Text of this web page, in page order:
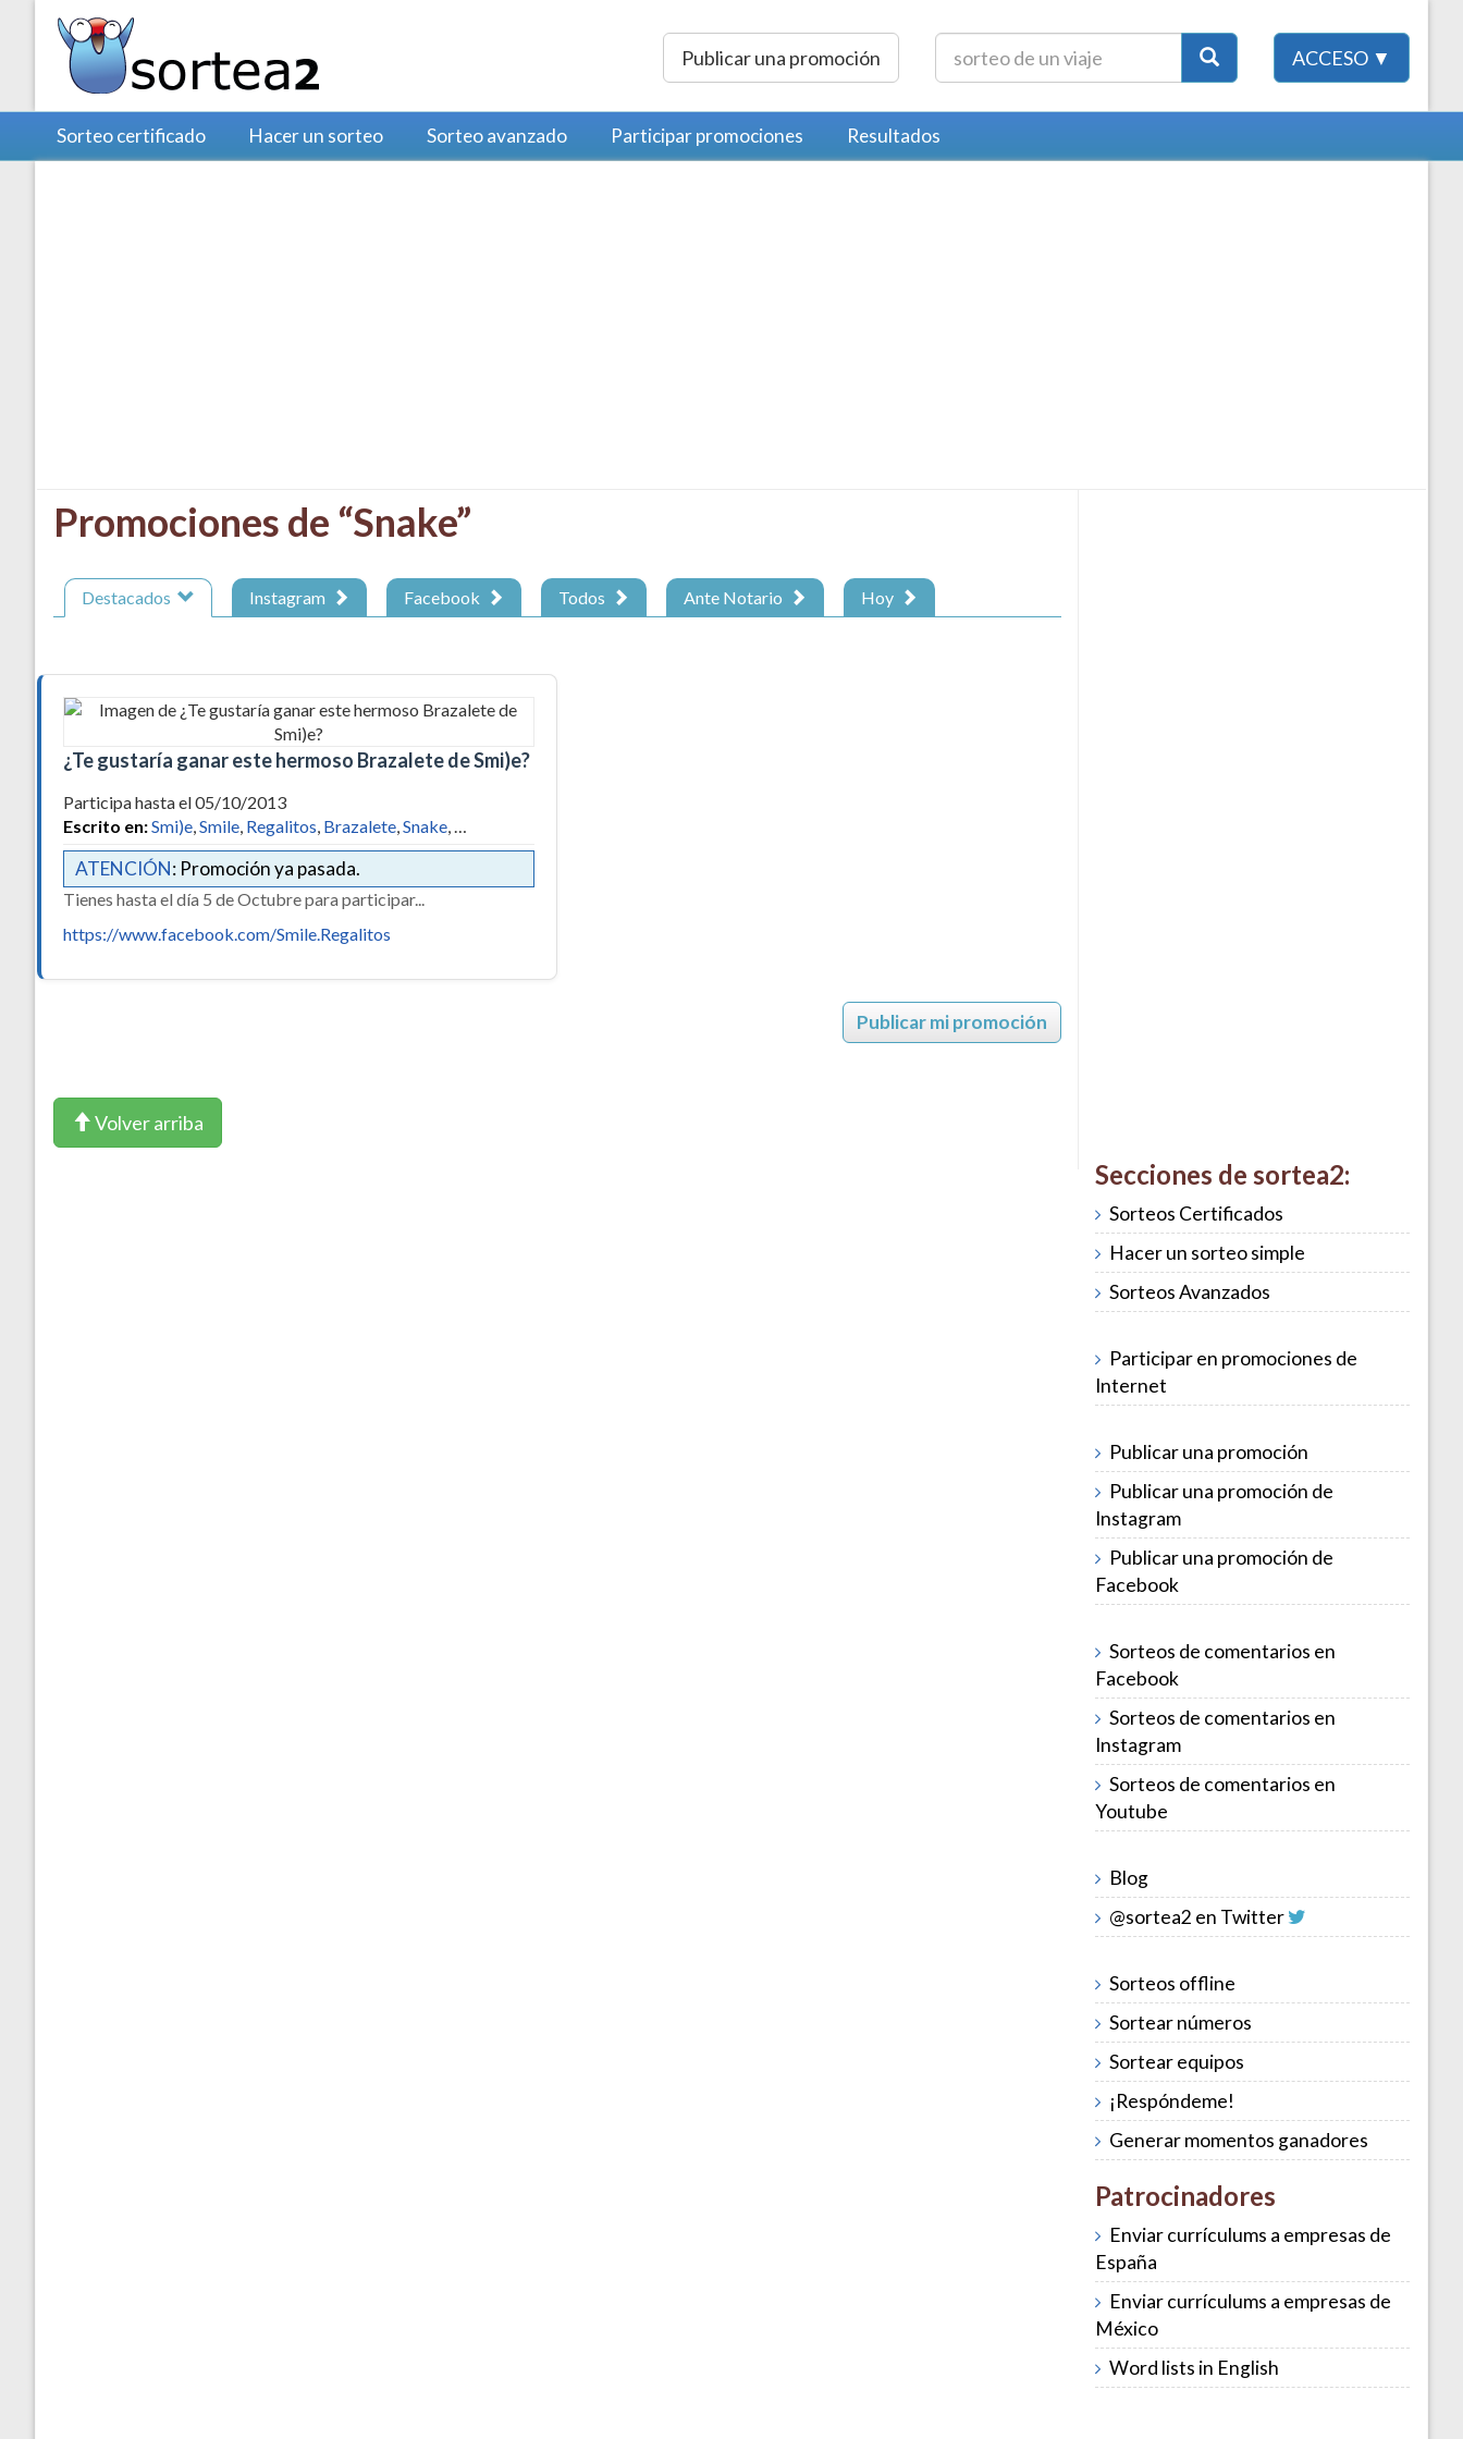
Publicar una promoción ACCESO ▼
Sorteo certificado Hacer un sorteo Sorteo avanzado Participar promociones Resultados
Promociones de “Snake”
Destacados Instagram Facebook Todos Ante Notario Hoy
¿Te gustaría ganar este hermoso Brazalete de Smi)e?
Participa hasta el 05/10/2013
Escrito en:Smi)e,Smile, Regalitos, Brazalete,Snake, …
ATENCIÓN: Promoción ya pasada.
Tienes hasta el día 5 de Octubre para participar...
https://www.facebook.com/Smile.Regalitos
Publicar mi promoción
Volver arriba
Secciones de sortea2:
Sorteos Certificados
Hacer un sorteo simple
Sorteos Avanzados
Participar en promociones de
Internet
Publicar una promoción
Publicar una promoción de
Instagram
Publicar una promoción de
Facebook
Sorteos de comentarios en
Facebook
Sorteos de comentarios en
Instagram
Sorteos de comentarios en
Youtube
Blog
@sortea2 en Twitter
Sorteos offline
Sortear números
Sortear equipos
¡Respóndeme!
Generar momentos ganadores
Patrocinadores
Enviar currículums a empresas de
España
Enviar currículums a empresas de
México
Word lists in English